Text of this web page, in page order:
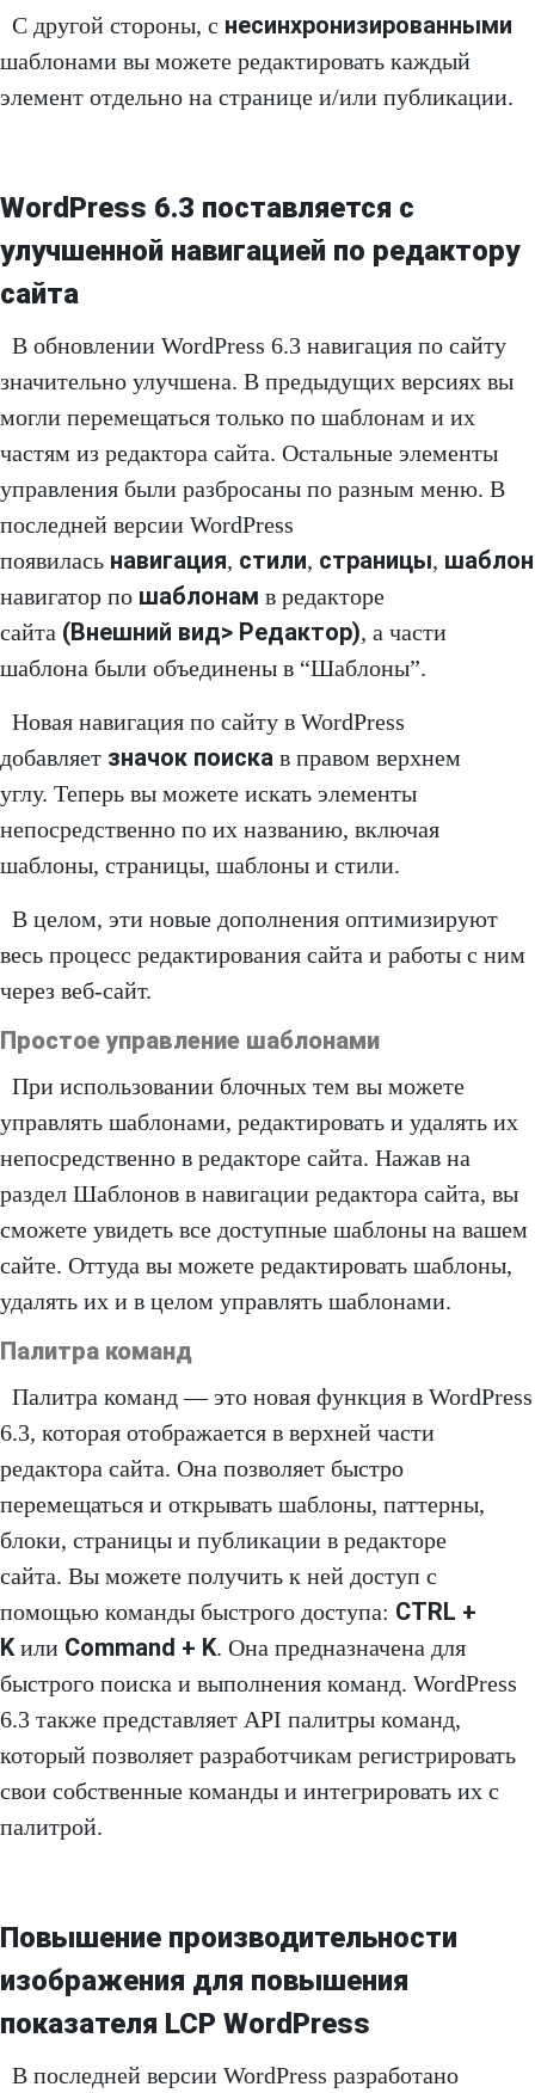
С другой стороны, с несинхронизированными
шаблонами вы можете редактировать каждый
элемент отдельно на странице и/или публикации.
WordPress 6.3 поставляется с
улучшенной навигацией по редактору
сайта
В обновлении WordPress 6.3 навигация по сайту
значительно улучшена. В предыдущих версиях вы
могли перемещаться только по шаблонам и их
частям из редактора сайта. Остальные элементы
управления были разбросаны по разным меню. В
последней версии WordPress
появилась навигация, стили, страницы,
навигатор по шаблонам в редакторе
сайта (Внешний вид> Редактор), а части
шаблона были объединены в “Шаблоны”.
Новая навигация по сайту в WordPress
добавляет значок поиска в правом верхнем
углу. Теперь вы можете искать элементы
непосредственно по их названию, включая
шаблоны, страницы, шаблоны и стили.
В целом, эти новые дополнения оптимизируют
весь процесс редактирования сайта и работы с ним
через веб-сайт.
Простое управление шаблонами
При использовании блочных тем вы можете
управлять шаблонами, редактировать и удалять их
непосредственно в редакторе сайта. Нажав на
раздел Шаблонов в навигации редактора сайта, вы
сможете увидеть все доступные шаблоны на вашем
сайте. Оттуда вы можете редактировать шаблоны,
удалять их и в целом управлять шаблонами.
Палитра команд
Палитра команд — это новая функция в WordPress
6.3, которая отображается в верхней части
редактора сайта. Она позволяет быстро
перемещаться и открывать шаблоны, паттерны,
блоки, страницы и публикации в редакторе
сайта. Вы можете получить к ней доступ с
помощью команды быстрого доступа: CTRL +
Kили Command + K. Она предназначена для
быстрого поиска и выполнения команд. WordPress
6.3 также представляет API палитры команд,
который позволяет разработчикам регистрировать
свои собственные команды и интегрировать их с
палитрой.
Повышение производительности
изображения для повышения
показателя LCP WordPress
В последней версии WordPress разработано